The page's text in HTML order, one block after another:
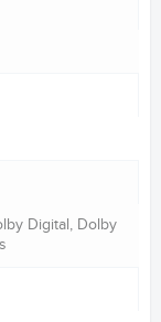
Digital, Dolby